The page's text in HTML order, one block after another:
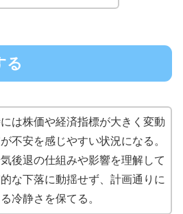
る
は株価や経済指標が大きく変動
不安を感じやすい状況になる。
後退の仕組みや影響を理解して
な下落に動揺せず、計画通りに
冷静さを保てる。